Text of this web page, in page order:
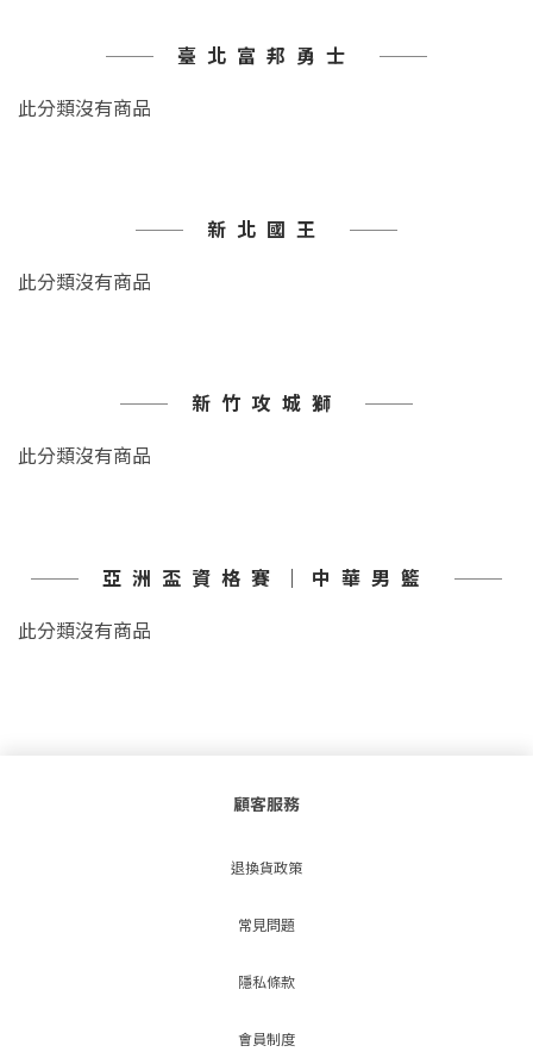
臺北富邦勇士
此分類沒有商品
新北國王
此分類沒有商品
新竹攻城獅
此分類沒有商品
亞洲盃資格賽｜中華男籃
此分類沒有商品
顧客服務
退換貨政策
常見問題
隱私條款
會員制度